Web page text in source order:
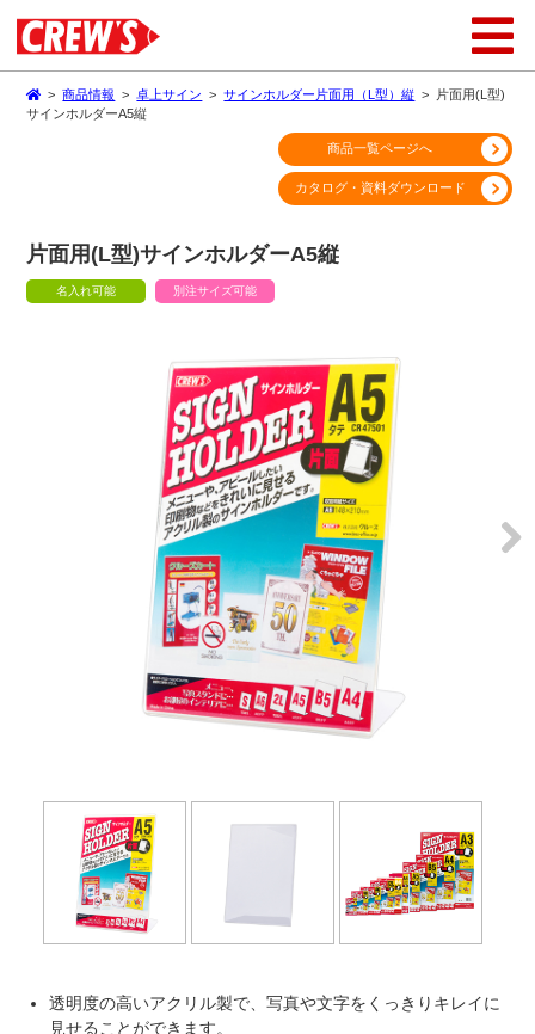
>商品情報 >卓上サイン >サインホルダー片面用（L型）縦 >
片面用(L型)
サインホルダーA5縦
片面用(L型)サインホルダーA5縦
名入れ可能 別注サイズ可能
商品一覧ページへ
カタログ・資料ダウンロード
透明度の高いアクリル製で、写真や文字をくっきりキレイに
見せることができます。